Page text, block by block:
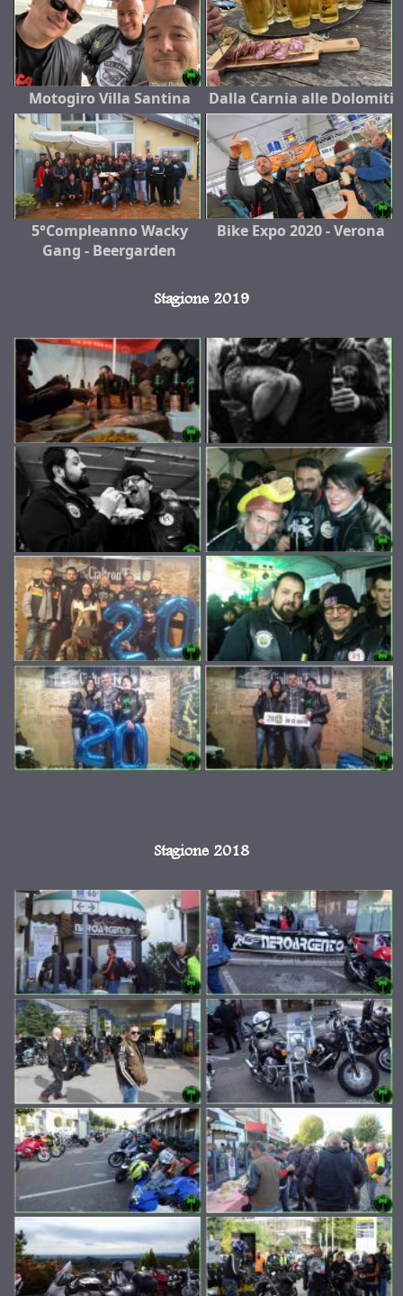
Motogiro Villa Santina Dalla Carnia alle Dolomiti
5°Compleanno Wacky
Gang - Beergarden
Bike Expo 2020 - Verona
Stagione 2019
Stagione 2018